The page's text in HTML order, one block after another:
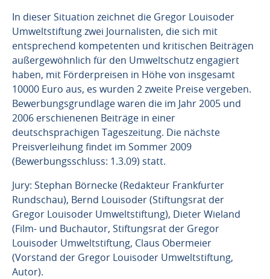
In dieser Situation zeichnet die Gregor Louisoder
Umweltstiftung zwei Journalisten, die sich mit
entsprechend kompetenten und kritischen Beiträgen
außergewöhnlich für den Umweltschutz engagiert
haben, mit Förderpreisen in Höhe von insgesamt
10000 Euro aus, es wurden 2 zweite Preise vergeben.
Bewerbungsgrundlage waren die im Jahr 2005 und
2006 erschienenen Beiträge in einer
deutschsprachigen Tageszeitung. Die nächste
Preisverleihung findet im Sommer 2009
(Bewerbungsschluss: 1.3.09) statt.
Jury: Stephan Börnecke (Redakteur Frankfurter
Rundschau), Bernd Louisoder (Stiftungsrat der
Gregor Louisoder Umweltstiftung), Dieter Wieland
(Film- und Buchautor, Stiftungsrat der Gregor
Louisoder Umweltstiftung, Claus Obermeier
(Vorstand der Gregor Louisoder Umweltstiftung,
Autor).